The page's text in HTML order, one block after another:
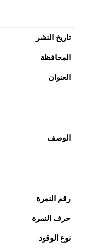
تاريخ النشر
المحافظة
العنوان
الوصف
رقم النمرة
حرف النمرة
نوع الوقود